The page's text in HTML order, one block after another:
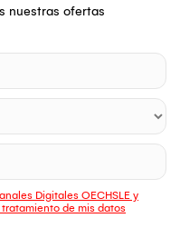
nuestras ofertas
Digitales OECHSLE y
de mis datos